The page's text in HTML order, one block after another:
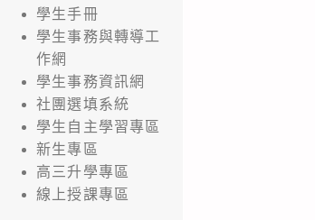
學生手冊
學生事務與轉導工
作網
學生事務資訊網
社團選填系統
學生自主學習專區
新生專區
高三升學專區
線上授課專區